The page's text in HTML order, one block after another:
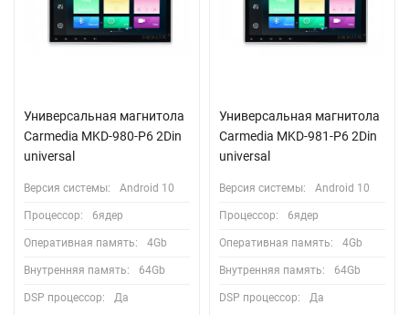
Универсальная магнитола
Carmedia MKD-980-P6 2Din
universal
Версия системы: Android 10
Процессор: 6ядер
Оперативная память: 4Gb
Внутренняя память: 64Gb
DSP процессор: Да
Универсальная магнитола
Carmedia MKD-981-P6 2Din
universal
Версия системы: Android 10
Процессор: 6ядер
Оперативная память: 4Gb
Внутренняя память: 64Gb
DSP процессор: Да